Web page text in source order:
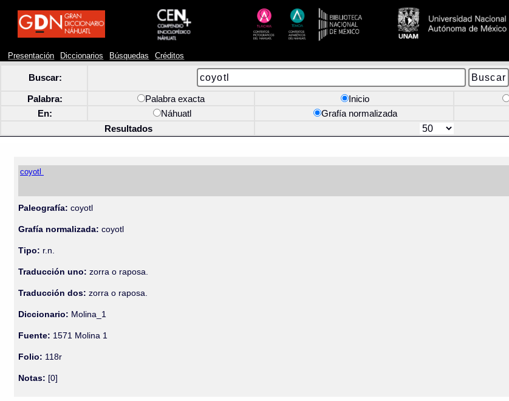
Presentación Diccionarios Búsquedas Créditos
Buscar:
Palabra: Palabra exacta Inicio
En:
Náhuatl Grafía normalizada
Resultados
coyotl
Paleografía: coyotl
Grafía normalizada: coyotl
Tipo: r.n.
Traducción uno: zorra o raposa.
Traducción dos: zorra o raposa.
Diccionario: Molina_1
Fuente: 1571 Molina 1
Folio: 118r
Notas: [0]